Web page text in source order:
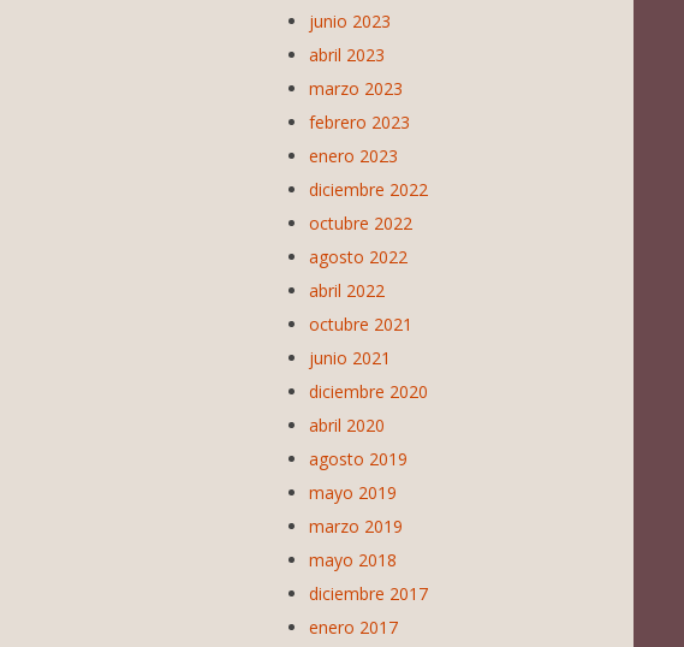
junio 2023
abril 2023
marzo 2023
febrero 2023
enero 2023
diciembre 2022
octubre 2022
agosto 2022
abril 2022
octubre 2021
junio 2021
diciembre 2020
abril 2020
agosto 2019
mayo 2019
marzo 2019
mayo 2018
diciembre 2017
enero 2017